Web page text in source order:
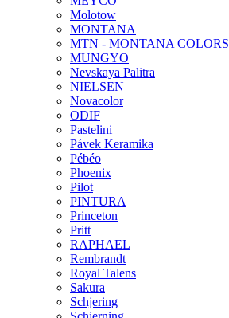
Molotow
MONTANA
MTN - MONTANA COLORS
MUNGYO
Nevskaya Palitra
NIELSEN
Novacolor
ODIF
Pastelini
Pávek Keramika
Pébéo
Phoenix
Pilot
PINTURA
Princeton
Pritt
RAPHAEL
Rembrandt
Royal Talens
Sakura
Schjering